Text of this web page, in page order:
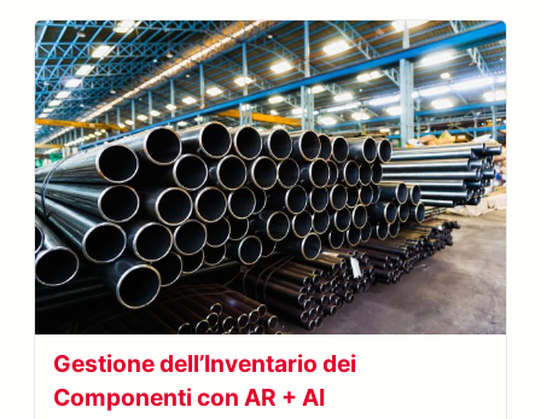
Gestione dell’Inventario dei
Componenti con AR + AI